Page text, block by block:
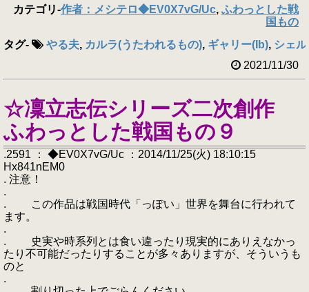
カテゴリ-作者：メシテロ◆EV0X7vG/Uc, ふわっとした戦
国もの
タグ- やる夫, カルラ(うたわれるもの), ギャリー(Ib), シェ
2021/11/30
☆凜立志伝シリーズ二次創作
ふわっとした戦国もの９
.2591 ： ◆EV0X7vG/Uc ：2014/11/25(火) 18:10:15
Hx841nEM0
. 注意！
.
. この作品は戦国時代「っぽい」世界を舞台に行われて
ます。
.
. 史実や時系列とは食い違ったり現実的にありえなかっ
たり不可能だったりすることが多々ありますが、そういうも
のと
.